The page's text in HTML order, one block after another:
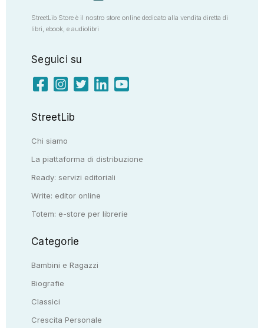
StreetLib Store è il nostro store online dedicato alla vendita diretta di
libri, ebook, e audiolibri
Seguici su
StreetLib
Chi siamo
La piattaforma di distribuzione
Ready: servizi editoriali
Write: editor online
Totem: e-store per librerie
Categorie
Bambini e Ragazzi
Biografie
Classici
Crescita Personale